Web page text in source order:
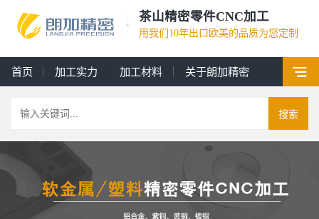
茶山精密零件CNC加工
用我们10年出口欧美的品质为您定制
首页 加工实力 加工材料 关于朗加精密
搜索